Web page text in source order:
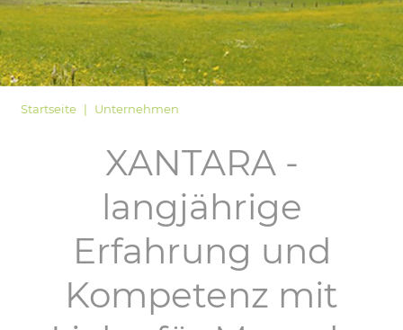
Startseite Unternehmen
XANTARA -
langjährige
Erfahrung und
Kompetenz mit